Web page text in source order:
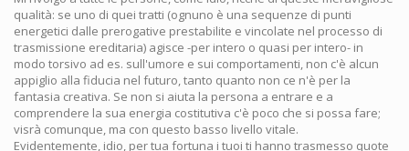
qualità: se uno di quei tratti (ognuno è una sequenze di punti
energetici dalle prerogative prestabilite e vincolate nel processo di
trasmissione ereditaria) agisce -per intero o quasi per intero- in
modo torsivo ad es. sull'umore e sui comportamenti, non c'è alcun
appiglio alla fiducia nel futuro, tanto quanto non ce n'è per la
fantasia creativa. Se non si aiuta la persona a entrare e a
comprendere la sua energia costitutiva c'è poco che si possa fare;
visrà comunque, ma con questo basso livello vitale.
Evidentemente, idio, per tua fortuna i tuoi ti hanno trasmesso quote